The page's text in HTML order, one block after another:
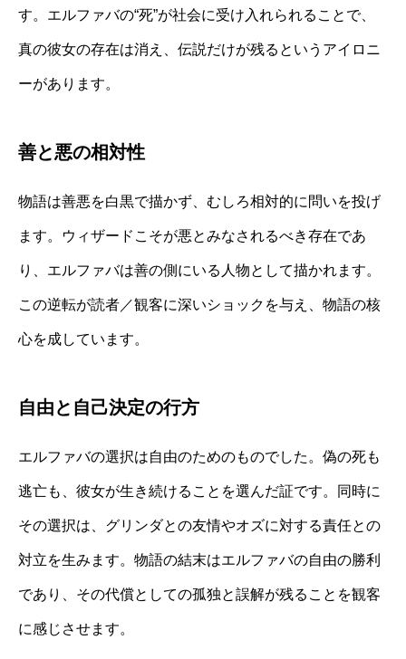
す。エルファバの“死”が社会に受け入れられることで、
真の彼女の存在は消え、伝説だけが残るというアイロニ
ーがあります。
善と悪の相対性
物語は善悪を白黒で描かず、むしろ相対的に問いを投げ
ます。ウィザードこそが悪とみなされるべき存在であ
り、エルファバは善の側にいる人物として描かれます。
この逆転が読者／観客に深いショックを与え、物語の核
心を成しています。
自由と自己決定の行方
エルファバの選択は自由のためのものでした。偽の死も
逃亡も、彼女が生き続けることを選んだ証です。同時に
その選択は、グリンダとの友情やオズに対する責任との
対立を生みます。物語の結末はエルファバの自由の勝利
であり、その代償としての孤独と誤解が残ることを観客
に感じさせます。